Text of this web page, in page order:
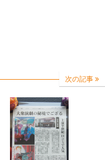
次の記事